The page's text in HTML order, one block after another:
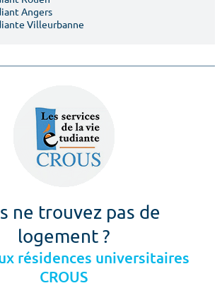
Angers
Villeurbanne
ne trouvez pas de
logement ?
résidences universitaires
CROUS